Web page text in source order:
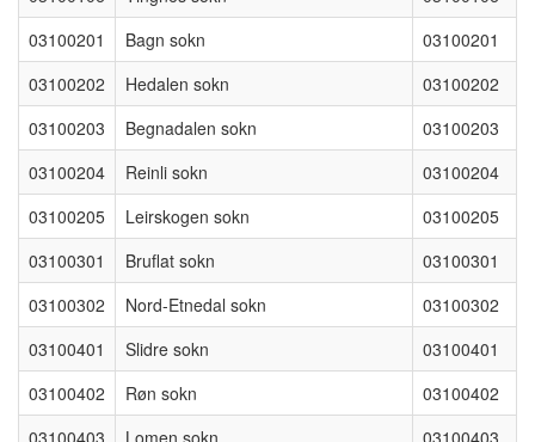
03100201
Bagn sokn
03100201
03100202
Hedalen sokn
03100202
03100203
Begnadalen sokn
03100203
03100204
Reinli sokn
03100204
03100205
Leirskogen sokn
03100205
03100301
Bruflat sokn
03100301
03100302
Nord-Etnedal sokn
03100302
03100401
Slidre sokn
03100401
03100402
Røn sokn
03100402
03100403
Lomen sokn 03100403